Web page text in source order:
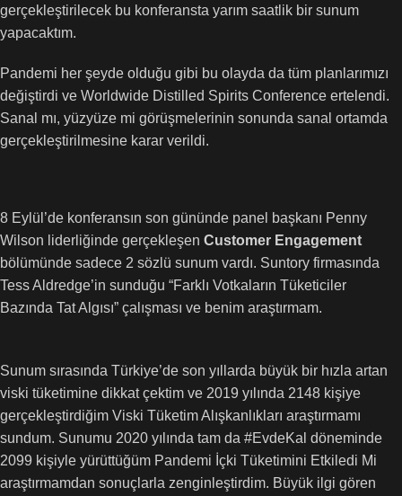
gerçekleştirilecek bu konferansta yarım saatlik bir sunum
yapacaktım.
Pandemi her şeyde olduğu gibi bu olayda da tüm planlarımızı
değiştirdi ve Worldwide Distilled Spirits Conference ertelendi.
Sanal mı, yüzyüze mi görüşmelerinin sonunda sanal ortamda
gerçekleştirilmesine karar verildi.
8 Eylül’de konferansın son gününde panel başkanı Penny
Wilson liderliğinde gerçekleşen Customer Engagement
bölümünde sadece 2 sözlü sunum vardı. Suntory firmasında
Tess Aldredge’in sunduğu “Farklı Votkaların Tüketiciler
Bazında Tat Algısı” çalışması ve benim araştırmam.
Sunum sırasında Türkiye’de son yıllarda büyük bir hızla artan
viski tüketimine dikkat çektim ve 2019 yılında 2148 kişiye
gerçekleştirdiğim Viski Tüketim Alışkanlıkları araştırmamı
sundum. Sunumu 2020 yılında tam da #EvdeKal döneminde
2099 kişiyle yürüttüğüm Pandemi İçki Tüketimini Etkiledi Mi
araştırmamdan sonuçlarla zenginleştirdim. Büyük ilgi gören